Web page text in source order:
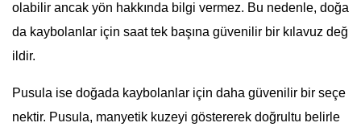
olabilir ancak yön hakkında bilgi vermez. Bu nedenle, doğa
da kaybolanlar için saat tek başına güvenilir bir kılavuz değ
ildir.
Pusula ise doğada kaybolanlar için daha güvenilir bir seçe
nektir. Pusula, manyetik kuzeyi göstererek doğrultu belirle